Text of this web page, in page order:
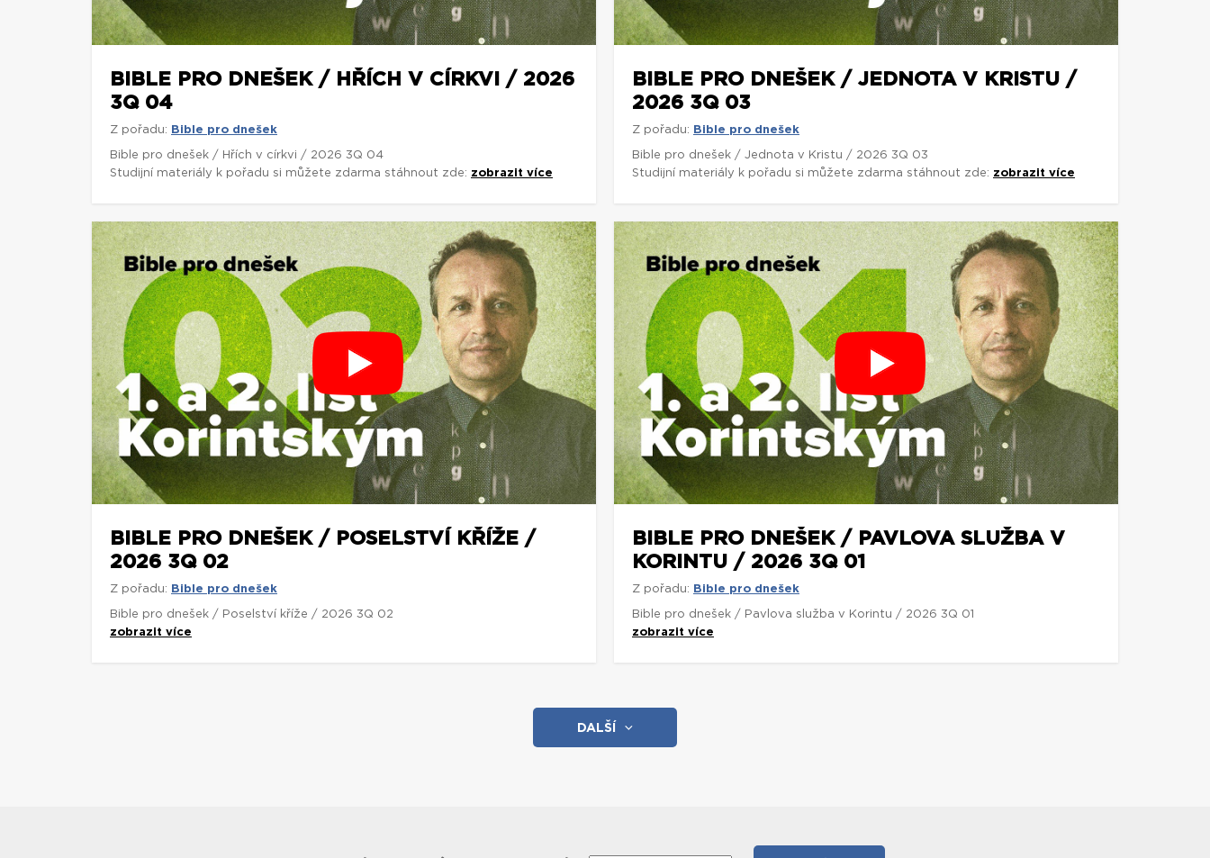
BIBLE PRO DNEŠEK / HŘÍCH V CÍRKVI / 2026
3Q 04
Z pořadu: Bible pro dnešek
Bible pro dnešek / Hřích v církvi / 2026 3Q 04
Studijní materiály k pořadu si můžete zdarma stáhnout zde: zobrazit více
BIBLE PRO DNEŠEK / JEDNOTA V KRISTU /
2026 3Q 03
Z pořadu: Bible pro dnešek
Bible pro dnešek / Jednota v Kristu / 2026 3Q 03
Studijní materiály k pořadu si můžete zdarma stáhnout zde: zobrazit více
BIBLE PRO DNEŠEK / POSELSTVÍ KŘÍŽE /
2026 3Q 02
Z pořadu: Bible pro dnešek
Bible pro dnešek / Poselství kříže / 2026 3Q 02
zobrazit více
BIBLE PRO DNEŠEK / PAVLOVA SLUŽBA V
KORINTU / 2026 3Q 01
Z pořadu: Bible pro dnešek
Bible pro dnešek / Pavlova služba v Korintu / 2026 3Q 01
zobrazit více
DALŠÍ